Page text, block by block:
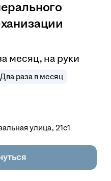
месяц, на руки
раза в месяц
улица, 21с1